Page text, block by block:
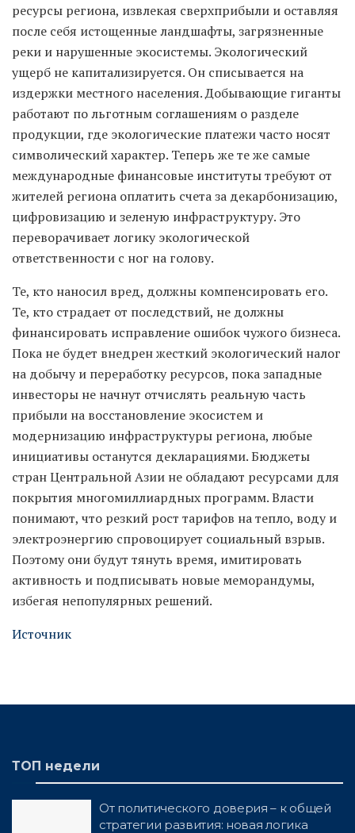
ресурсы региона, извлекая сверхприбыли и оставляя
после себя истощенные ландшафты, загрязненные
реки и нарушенные экосистемы. Экологический
ущерб не капитализируется. Он списывается на
издержки местного населения. Добывающие гиганты
работают по льготным соглашениям о разделе
продукции, где экологические платежи часто носят
символический характер. Теперь же те же самые
международные финансовые институты требуют от
жителей региона оплатить счета за декарбонизацию,
цифровизацию и зеленую инфраструктуру. Это
переворачивает логику экологической
ответственности с ног на голову.
Те, кто наносил вред, должны компенсировать его.
Те, кто страдает от последствий, не должны
финансировать исправление ошибок чужого бизнеса.
Пока не будет внедрен жесткий экологический налог
на добычу и переработку ресурсов, пока западные
инвесторы не начнут отчислять реальную часть
прибыли на восстановление экосистем и
модернизацию инфраструктуры региона, любые
инициативы останутся декларациями. Бюджеты
стран Центральной Азии не обладают ресурсами для
покрытия многомиллиардных программ. Власти
понимают, что резкий рост тарифов на тепло, воду и
электроэнергию спровоцирует социальный взрыв.
Поэтому они будут тянуть время, имитировать
активность и подписывать новые меморандумы,
избегая непопулярных решений.
Источник
ТОП недели
От политического доверия – к общей
стратегии развития: новая логика